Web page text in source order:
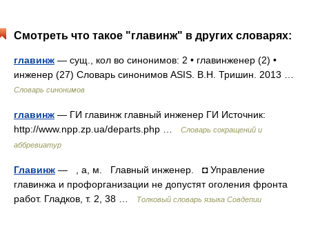
Смотреть что такое "главинж" в других словарях:
главинж — сущ., кол во синонимов: 2 • главинженер (2) •
инженер (27) Словарь синонимов ASIS. В.Н. Тришин. 2013 …
Словарь синонимов
главинж — ГИ главинж главный инженер ГИ Источник:
http://www.npp.zp.ua/departs.php …
Словарь сокращений и
аббревиатур
Главинж — , а, м. Главный инженер. ◘ Управление
главинжа и профорганизации не допустят оголения фронта
работ. Гладков, т. 2, 38 …
Толковый словарь языка Совдепии